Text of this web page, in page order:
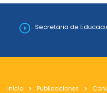
Secretaria de
Inicio Publicaciones